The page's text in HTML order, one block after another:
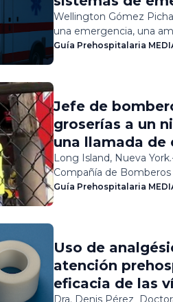
Wellington Gómez
una emergencia, una
Guía Prehospitalaria
Jefe de
groserías a un
una llamada de
Long Island, Nueva
Compañía de Bomberos
Guía Prehospitalaria
Uso de
atención
eficacia de las
Dra. Denis Pérez